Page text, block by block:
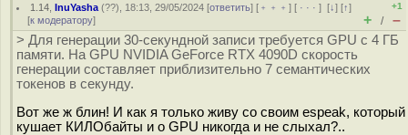
1.14 ,InuYasha (??), 18:13, 29/05/2024 [ответить] [ ﹢﹢﹢] [ · · ·][↓] [↑]
[к модератору]
+1
+ / –
> Для генерации 30-секундной записи требуется GPU с 4 ГБ
памяти. На GPU NVIDIA GeForce RTX 4090D скорость
генерации составляет приблизительно 7 семантических
токенов в секунду.
Вот же ж блин! И как я только живу со своим espeak, который
кушает КИЛОбайты и о GPU никогда и не слыхал?..